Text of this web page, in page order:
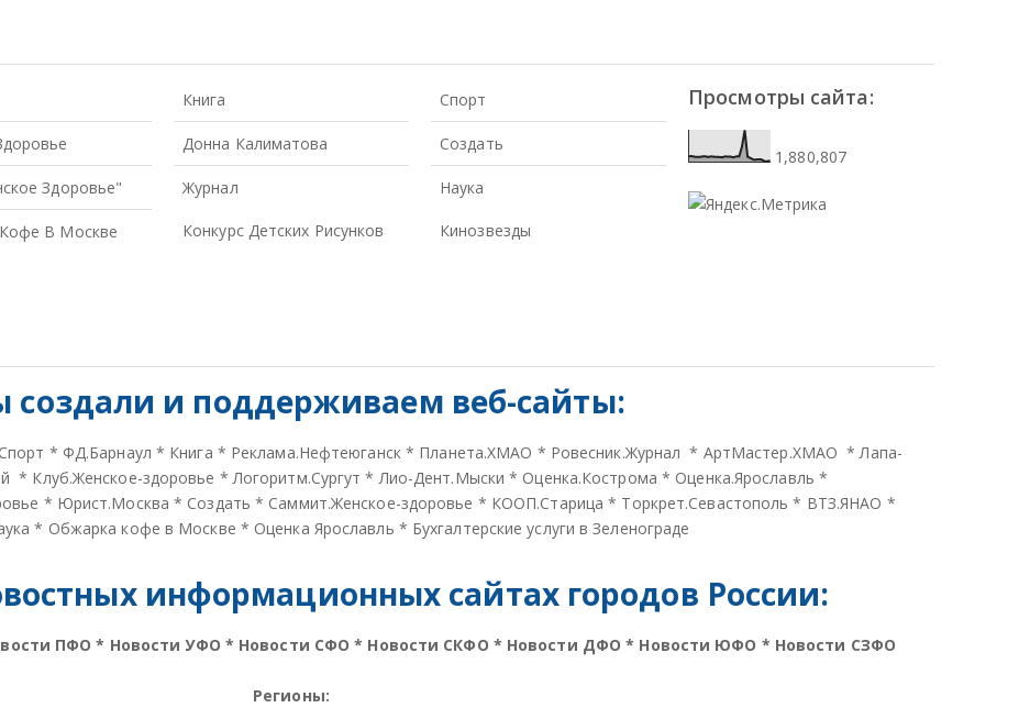
Здоровье"
В Москве
Книга
Донна Калиматова
Журнал
Конкурс Детских Рисунков
Спорт
Создать
Наука
Кинозвезды
Просмотры сайта:
1,880,807
создали и поддерживаем веб-сайты:
Спорт * ФД.Барнаул * Книга * Реклама.Нефтеюганск* Планета.ХМАО * Ровесник.Журнал * АртМастер.ХМАО *Лапа-
* Клуб.Женское-здоровье *Логоритм.Сургут *Лио-Дент.Мыски * Оценка.Кострома * Оценка.Ярославль *
* Юрист.Москва * Создать * Саммит.Женское-здоровье * КООП.Старица * Торкрет.Севастополь * ВТЗ.ЯНАО *
* Обжарка кофе в Москве * Оценка Ярославль * Бухгалтерские услуги в Зеленограде
информационных сайтах городов России:
ПФО * Новости УФО * Новости СФО * Новости СКФО * Новости ДФО * Новости ЮФО * Новости СЗФО
Регионы: